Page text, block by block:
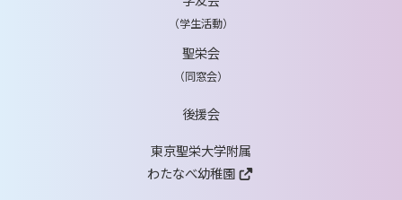
（学生活動）
聖栄会
（同窓会）
後援会
東京聖栄大学附属
わたなべ幼稚園